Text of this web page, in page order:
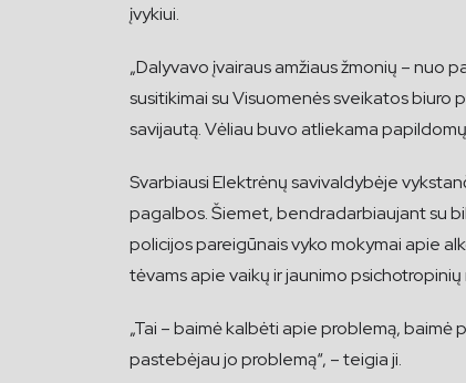
įvykiui.
„Dalyvavo įvairaus amžiaus žmonių – nuo
susitikimai su Visuomenės sveikatos
savijautą. Vėliau buvo atliekama
Svarbiausi Elektrėnų savivaldybėje
pagalbos. Šiemet, bendradarbiaujant su
policijos pareigūnais vyko mokymai apie
tėvams apie vaikų ir jaunimo
„Tai – baimė kalbėti apie problemą, baimė
pastebėjau jo problemą“, – teigia ji.